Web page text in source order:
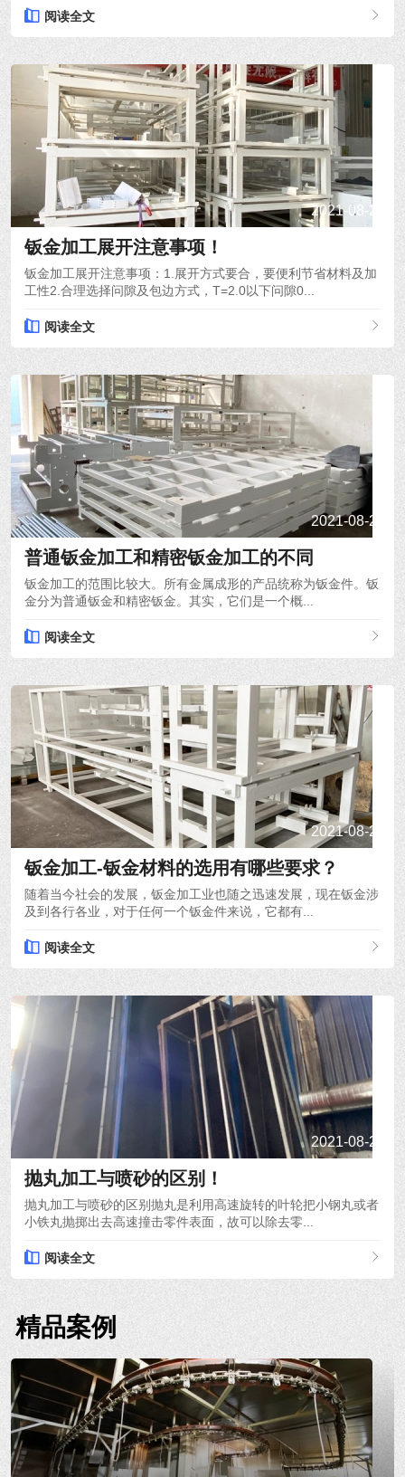
阅读全文
2021-08-26
钣金加工展开注意事项！
钣金加工展开注意事项：1.展开方式要合，要便利节省材料及加
工性2.合理选择问隙及包边方式，T=2.0以下问隙0...
阅读全文
2021-08-24
普通钣金加工和精密钣金加工的不同
钣金加工的范围比较大。所有金属成形的产品统称为钣金件。钣
金分为普通钣金和精密钣金。其实，它们是一个概...
阅读全文
2021-08-22
钣金加工-钣金材料的选用有哪些要求？
随着当今社会的发展，钣金加工业也随之迅速发展，现在钣金涉
及到各行各业，对于任何一个钣金件来说，它都有...
阅读全文
2021-08-20
抛丸加工与喷砂的区别！
抛丸加工与喷砂的区别抛丸是利用高速旋转的叶轮把小钢丸或者
小铁丸抛掷出去高速撞击零件表面，故可以除去零...
阅读全文
精品案例